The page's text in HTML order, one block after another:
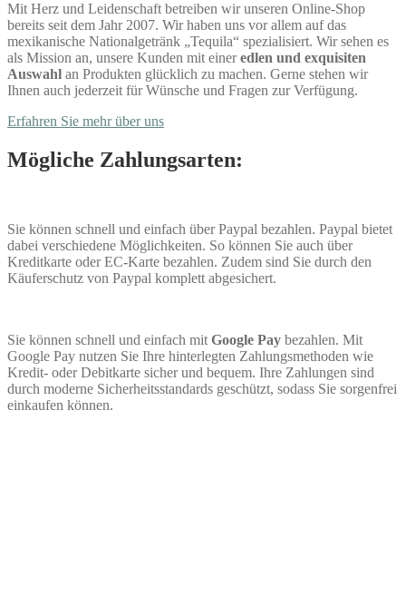
Mit Herz und Leidenschaft betreiben wir unseren Online-Shop
bereits seit dem Jahr 2007. Wir haben uns vor allem auf das
mexikanische Nationalgetränk „Tequila“ spezialisiert. Wir sehen es
als Mission an, unsere Kunden mit eineredlen und exquisiten
Auswahl an Produkten glücklich zu machen. Gerne stehen wir
Ihnen auch jederzeit für Wünsche und Fragen zur Verfügung.
Erfahren Sie mehr über uns
Mögliche Zahlungsarten:
Sie können schnell und einfach über Paypal bezahlen. Paypal bietet
dabei verschiedene Möglichkeiten. So können Sie auch über
Kreditkarte oder EC-Karte bezahlen. Zudem sind Sie durch den
Käuferschutz von Paypal komplett abgesichert.
Sie können schnell und einfach mit Google Pay bezahlen. Mit
Google Pay nutzen Sie Ihre hinterlegten Zahlungsmethoden wie
Kredit- oder Debitkarte sicher und bequem. Ihre Zahlungen sind
durch moderne Sicherheitsstandards geschützt, sodass Sie sorgenfrei
einkaufen können.